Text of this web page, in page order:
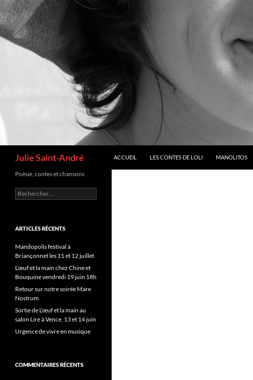
Julie Saint-André ACCUEIL LES CONTES DE LOLI MANOLITOS
Poésie, contes et chansons
Rechercher :
ARTICLES RÉCENTS
Mandopolis festival à
Briançonnet les 11 et 12 juillet
L’œuf et la main chez Chine et
Bouquine vendredi 19 juin 18h
Retour sur notre soirée Mare
Nostrum
Sortie de L’œuf et la main au
salon Lire à Vence, 13 et 14 juin
Urgence de vivre en musique
COMMENTAIRES RÉCENTS